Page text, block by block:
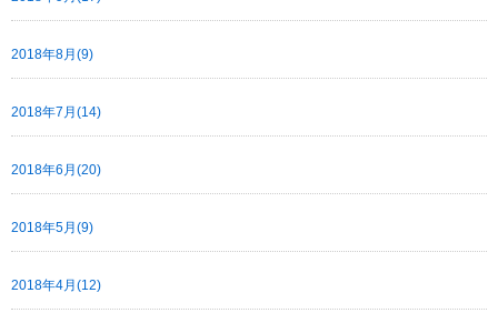
2018年8月(9)
2018年7月(14)
2018年6月(20)
2018年5月(9)
2018年4月(12)